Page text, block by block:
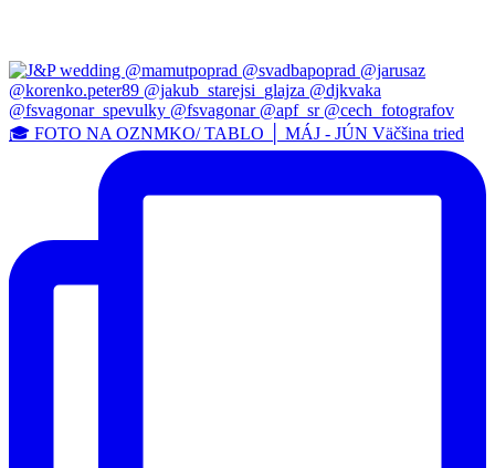
🎓 FOTO NA OZNMKO/ TABLO │ MÁJ - JÚN Väčšina tried